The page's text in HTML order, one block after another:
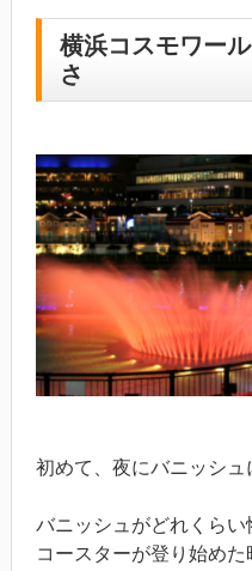
横浜コスモワー
さ
初めて、夜にバニッシュ
バニッシュがどれくらい
コースターが登り始め